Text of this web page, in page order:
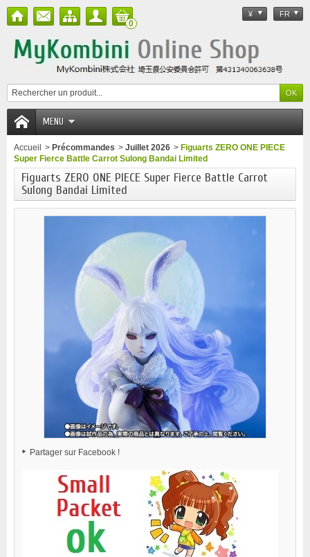
¥ FR
0
MENU
Accueil > Précommandes > Juillet 2026 > Figuarts ZERO ONE PIECE
Super Fierce Battle Carrot Sulong Bandai Limited
Figuarts ZERO ONE PIECE Super Fierce Battle Carrot
Sulong Bandai Limited
Partager sur Facebook !